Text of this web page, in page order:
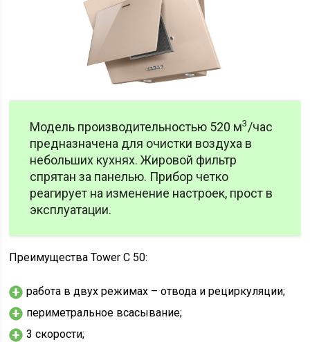
Модель производительностью 520 м3/час
предназначена для очистки воздуха в
небольших кухнях. Жировой фильтр
спрятан за панелью. Прибор четко
реагирует на изменение настроек, прост в
эксплуатации.
Преимущества Tower C 50:
работа в двух режимах – отвода и рециркуляции;
периметральное всасывание;
3 скорости;